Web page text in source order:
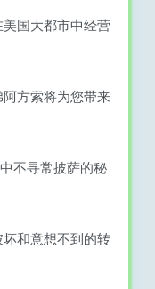
国大都市中经营
方索将为您带来
不寻常披萨的秘
和意想不到的转